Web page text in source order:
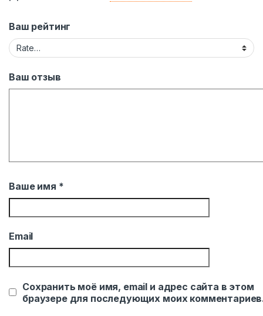
Ваш рейтинг
Ваш отзыв
Ваше имя *
Email
Сохранить моё имя, email и адрес сайта в этом
браузере для последующих моих